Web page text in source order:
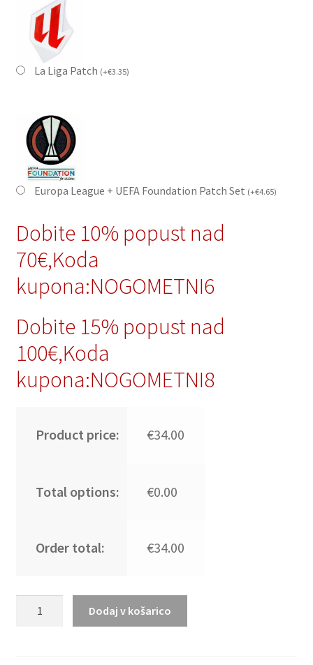
La Liga Patch (+€3.35)
Europa League + UEFA Foundation Patch Set (+€4.65)
Dobite 10% popust nad
70€,Koda
kupona:NOGOMETNI6
Dobite 15% popust nad
100€,Koda
kupona:NOGOMETNI8
Product price: €34.00
Total options: €0.00
Order total: €34.00
Dodaj v košarico